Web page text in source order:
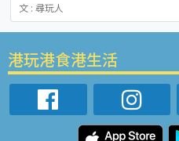
文 : 尋玩人
港玩港食港生活